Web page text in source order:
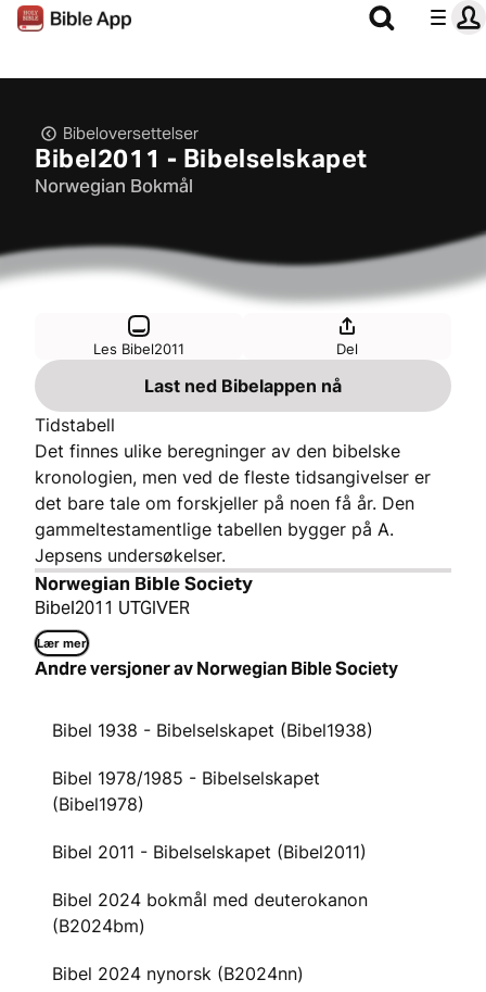
Bibeloversettelser
Bibel2011 - Bibelselskapet
Norwegian Bokmål
Les Bibel2011 Del
Last ned Bibelappen nå
Tidstabell
Det finnes ulike beregninger av den bibelske
kronologien, men ved de fleste tidsangivelser er
det bare tale om forskjeller på noen få år. Den
gammeltestamentlige tabellen bygger på A.
Jepsens undersøkelser.
Norwegian Bible Society
Bibel2011 UTGIVER
Lær mer
Andre versjoner av Norwegian Bible Society
Bibel 1938 - Bibelselskapet (Bibel1938)
Bibel 1978/1985 - Bibelselskapet
(Bibel1978)
Bibel 2011 - Bibelselskapet (Bibel2011)
Bibel 2024 bokmål med deuterokanon
(B2024bm)
Bibel 2024 nynorsk (B2024nn)